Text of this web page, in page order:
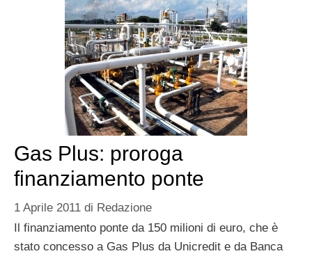
Gas Plus: proroga
finanziamento ponte
1 Aprile 2011 di Redazione
Il finanziamento ponte da 150 milioni di euro, che è
stato concesso a Gas Plus da Unicredit e da Banca